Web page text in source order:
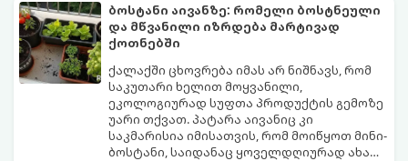
ბოსტანი აივანზე: რომელი ბოსტნეული
და მწვანილი იზრდება მარტივად
ქოთნებში
ქალაქში ცხოვრება იმას არ ნიშნავს, რომ
საკუთარი ხელით მოყვანილი,
ეკოლოგიურად სუფთა პროდუქტის გემოზე
უარი თქვათ. პატარა აივანიც კი
საკმარისია იმისათვის, რომ მოიწყოთ მინი-
ბოსტანი, საიდანაც ყოველდღიურად ახალ,